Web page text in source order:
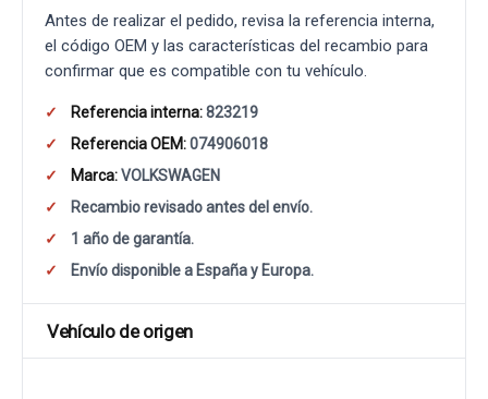
Antes de realizar el pedido, revisa la referencia interna,
el código OEM y las características del recambio para
confirmar que es compatible con tu vehículo.
Referencia interna:823219
Referencia OEM:074906018
Marca:VOLKSWAGEN
Recambio revisado antes del envío.
1 año de garantía.
Envío disponible a España y Europa.
Vehículo de origen